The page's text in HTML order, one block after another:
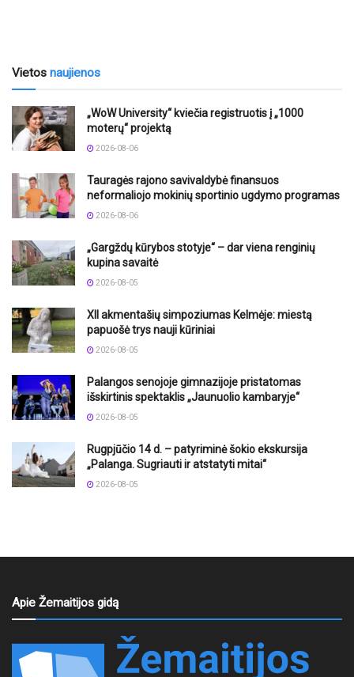
Vietos naujienos
„WoW University“ kviečia registruotis į „1000
moterų“ projektą
2026-08-06
Tauragės rajono savivaldybė finansuos
neformaliojo mokinių sportinio ugdymo programas
2026-08-06
„Gargždų kūrybos stotyje“ – dar viena renginių
kupina savaitė
2026-08-05
XII akmentašių simpoziumas Kelmėje: miestą
papuošė trys nauji kūriniai
2026-08-05
Palangos senojoje gimnazijoje pristatomas
išskirtinis spektaklis „Jaunuolio kambaryje“
2026-08-05
Rugpjūčio 14 d. – patyriminė šokio ekskursija
„Palanga. Sugriauti ir atstatyti mitai“
2026-08-05
Apie Žemaitijos gidą